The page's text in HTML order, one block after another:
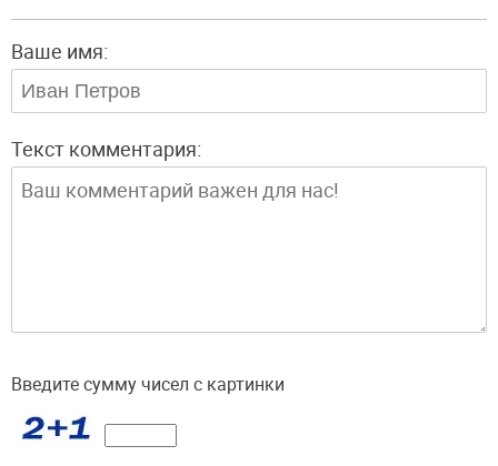
Ваше имя:
Текст комментария:
Введите сумму чисел с картинки